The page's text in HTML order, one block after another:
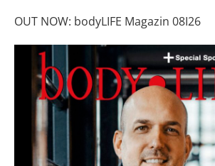
OUT NOW: bodyLIFE Magazin 08I26